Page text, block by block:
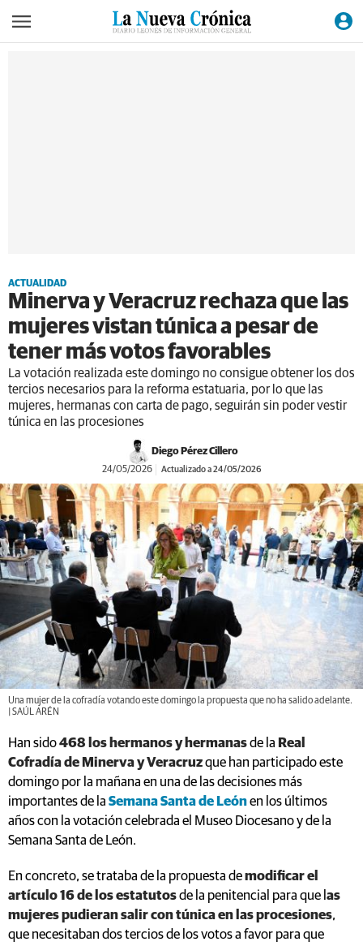
ACTUALIDAD
Minerva y Veracruz rechaza que las
mujeres vistan túnica a pesar de
tener más votos favorables
La votación realizada este domingo no consigue obtener los dos
tercios necesarios para la reforma estatuaria, por lo que las
mujeres, hermanas con carta de pago, seguirán sin poder vestir
túnica en las procesiones
Diego Pérez Cillero
24/05/2026 Actualizado a 24/05/2026
Una mujer de la cofradía votando este domingo la propuesta que no ha salido adelante.
| SAÚL ARÉN
Han sido468 los hermanos y hermanasde la Real
Cofradía de Minerva y Veracruzque han participado este
domingo por la mañana en una de las decisiones más
importantes de la Semana Santa de Leónen los últimos
años con la votación celebrada el Museo Diocesano y de la
Semana Santa de León.
En concreto, se trataba de la propuesta demodificar el
artículo 16 de los estatutosde la penitencial para que l as
mujeres pudieran salir con túnica en las procesiones,
que necesitaban dos tercios de los votos a favor para que